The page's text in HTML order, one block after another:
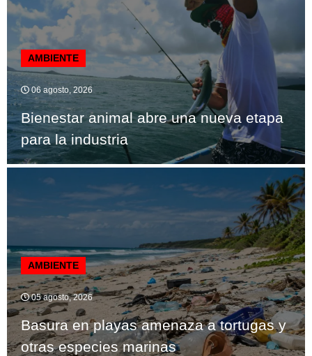
AMBIENTE
06 agosto, 2026
Bienestar animal abre una nueva etapa
para la industria
AMBIENTE
05 agosto, 2026
Basura en playas amenaza a tortugas y
otras especies marinas